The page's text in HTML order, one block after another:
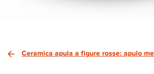
Ceramica apula a figure rosse: apulo